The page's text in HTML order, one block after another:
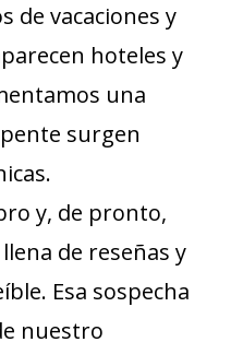
de vacaciones y
hoteles y
una
surgen
y, de pronto,
de reseñas y
Esa sospecha
nuestro